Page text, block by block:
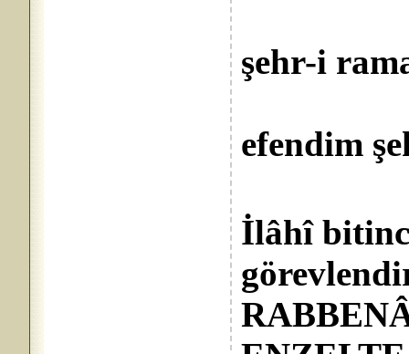
şehr-i
efendim
İlâhî